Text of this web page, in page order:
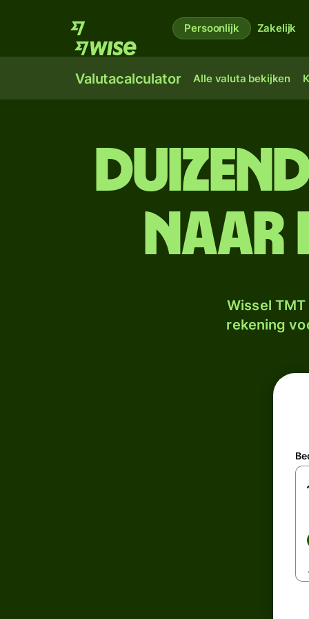
Persoonlijk Zakelijk
Valutacalculator Alle valuta bekijken
naar
Wissel
rekening